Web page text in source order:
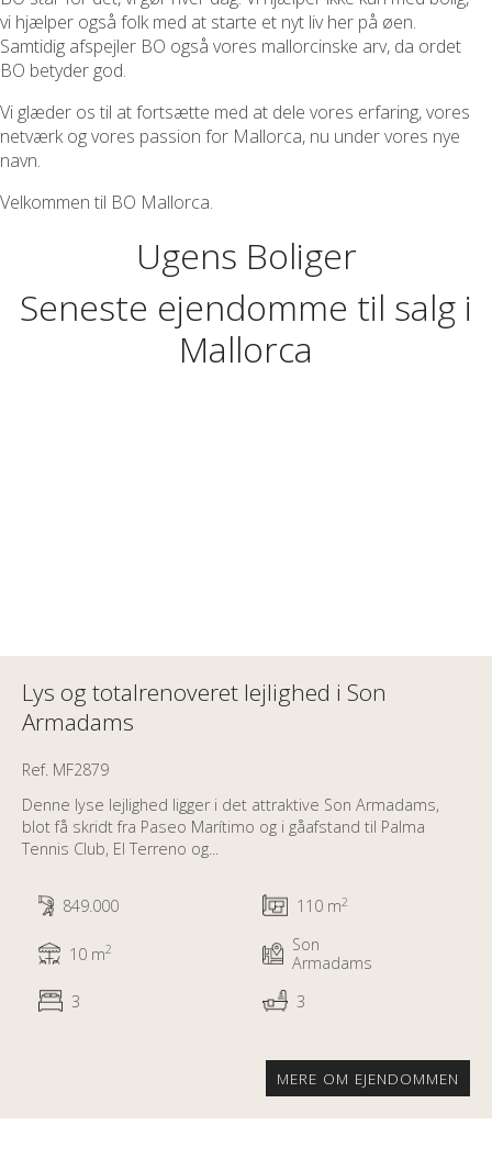
vi hjælper også folk med at starte et nyt liv her på øen.
Samtidig afspejler BO også vores mallorcinske arv, da ordet
BO betyder god.
Vi glæder os til at fortsætte med at dele vores erfaring, vores
netværk og vores passion for Mallorca, nu under vores nye
navn.
Velkommen til BO Mallorca.
Ugens Boliger
Seneste ejendomme til salg i
Mallorca
Lys og totalrenoveret lejlighed i Son
Armadams
Ref. MF2879
Denne lyse lejlighed ligger i det attraktive Son Armadams,
blot få skridt fra Paseo Marítimo og i gåafstand til Palma
Tennis Club, El Terreno og...
849.000 110 m2
10 m2
Son
Armadams
3
3
MERE OM EJENDOMMEN